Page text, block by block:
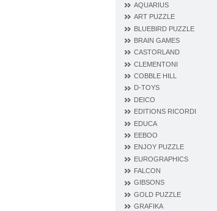
AQUARIUS
ART PUZZLE
BLUEBIRD PUZZLE
BRAIN GAMES
CASTORLAND
CLEMENTONI
COBBLE HILL
D‐TOYS
DEICO
EDITIONS RICORDI
EDUCA
EEBOO
ENJOY PUZZLE
EUROGRAPHICS
FALCON
GIBSONS
GOLD PUZZLE
GRAFIKA